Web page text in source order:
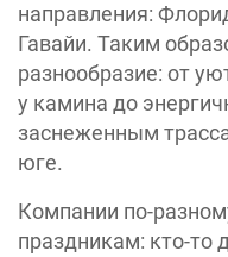
направления:
Гавайи. Таким
разнообразие: от
у камина до
заснеженным
юге.
Компании по-
праздникам: кто-то